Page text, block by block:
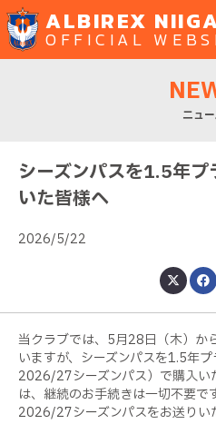
ALBIREX
OFFICIAL
ニュ
シーズンパスを1.5年
いた皆様へ
2026/5/22
当クラブでは、5月28日（木）か
いますが、シーズンパスを1.5年
2026/27シーズンパス）で購入い
は、継続のお手続きは一切不要
2026/27シーズンパスをお送りい